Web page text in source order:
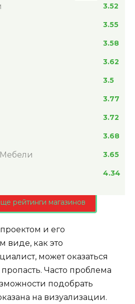
3.52
3.55
3.58
3.62
3.5
3.77
3.72
3.68
3.65
4.34
рейтинги магазинов
и его
виде, как это
может оказаться
Часто проблема
подобрать
на визуализации.